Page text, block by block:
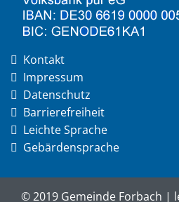
Kontakt
Impressum
Datenschutz
Barrierefreiheit
Leichte Sprache
Gebärdensprache
© 2019 Gemeinde Forbach |